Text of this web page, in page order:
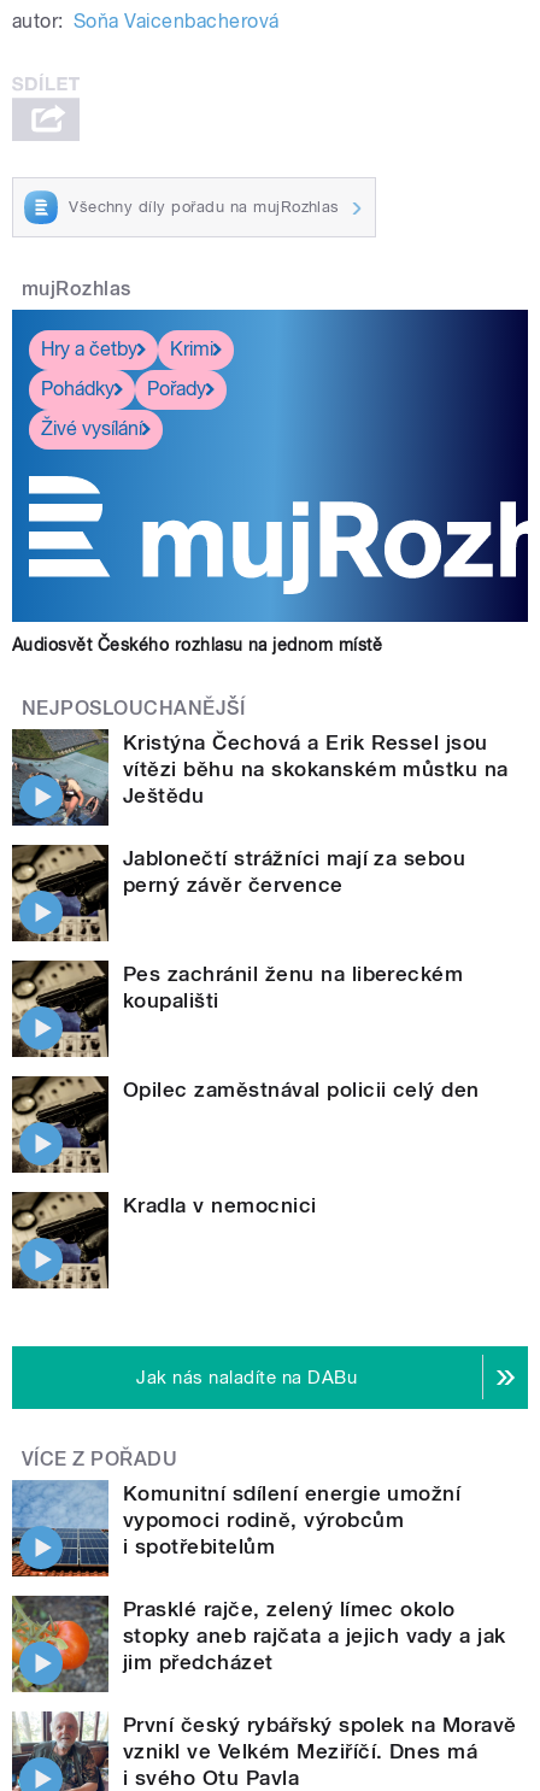
autor: Soňa Vaicenbacherová
Všechny díly pořadu na mujRozhlas
mujRozhlas
Hry a četby
Krimi
Pohádky
Pořady
Živé vysílání
Audiosvět Českého rozhlasu na jednom místě
NEJPOSLOUCHANĚJŠÍ
Kristýna Čechová a Erik Ressel jsou
vítězi běhu na skokanském můstku na
Ještědu
Jablonečtí strážníci mají za sebou
perný závěr července
Pes zachránil ženu na libereckém
koupališti
Opilec zaměstnával policii celý den
Kradla v nemocnici
Jak nás naladíte na DABu
VÍCE Z POŘADU
Komunitní sdílení energie umožní
vypomoci rodině, výrobcům
i spotřebitelům
Prasklé rajče, zelený límec okolo
stopky aneb rajčata a jejich vady a jak
jim předcházet
První český rybářský spolek na Moravě
vznikl ve Velkém Meziříčí. Dnes má
i svého Otu Pavla